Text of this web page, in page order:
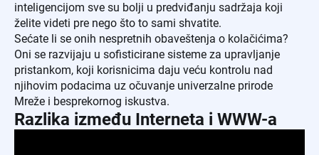
inteligencijom sve su bolji u predviđanju sadržaja koji
želite videti pre nego što to sami shvatite.
Sećate li se onih nespretnih obaveštenja o kolačićima?
Oni se razvijaju u sofisticirane sisteme za upravljanje
pristankom, koji korisnicima daju veću kontrolu nad
njihovim podacima uz očuvanje univerzalne prirode
Mreže i besprekornog iskustva.
Razlika između Interneta i WWW-a